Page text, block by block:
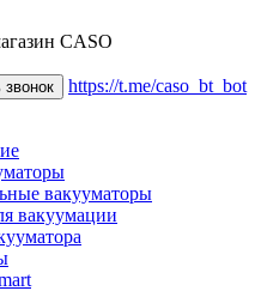
CASO
звонок https://t.me/caso_bt_bot
вакууматоры
вакуумации